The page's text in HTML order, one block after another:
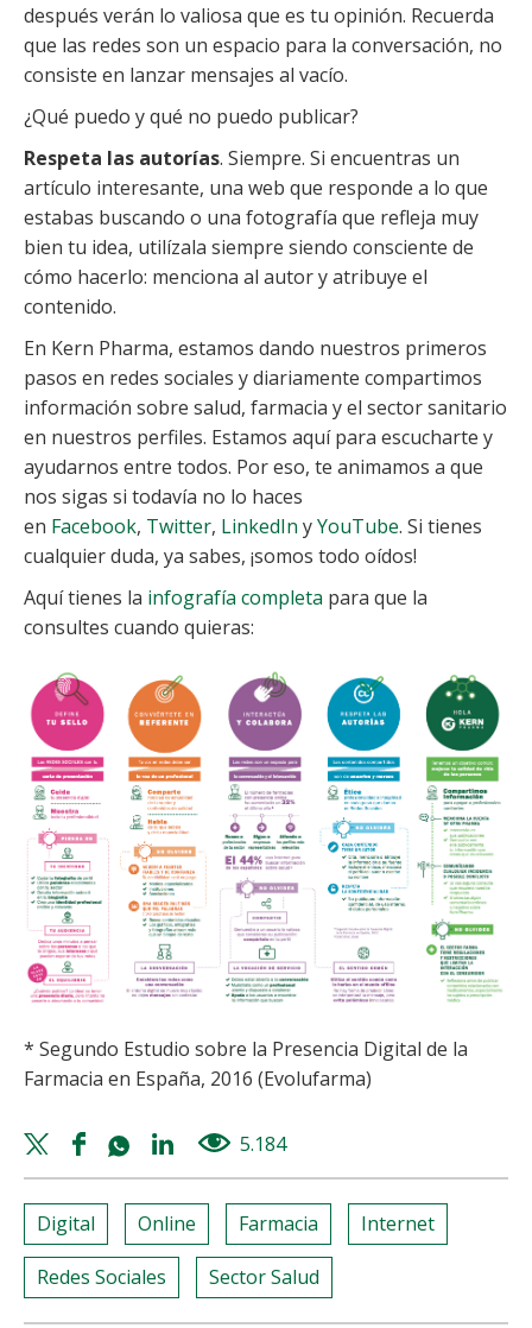
después verán lo valiosa que es tu opinión. Recuerda
que las redes son un espacio para la conversación, no
consiste en lanzar mensajes al vacío.
¿Qué puedo y qué no puedo publicar?
Respeta las autorías. Siempre. Si encuentras un
artículo interesante, una web que responde a lo que
estabas buscando o una fotografía que refleja muy
bien tu idea, utilízala siempre siendo consciente de
cómo hacerlo: menciona al autor y atribuye el
contenido.
En Kern Pharma, estamos dando nuestros primeros
pasos en redes sociales y diariamente compartimos
información sobre salud, farmacia y el sector sanitario
en nuestros perfiles. Estamos aquí para escucharte y
ayudarnos entre todos. Por eso, te animamos a que
nos sigas si todavía no lo haces
en Facebook, Twitter, LinkedIn yYouTube. Si tienes
cualquier duda, ya sabes, ¡somos todo oídos!
Aquí tienes la infografía completa para que la
consultes cuando quieras:
* Segundo Estudio sobre la Presencia Digital de la
Farmacia en España, 2016 (Evolufarma)
Twitter
share
Facebook
share
Whatsapp
share
Linkedin
share
5.184views
Digital Online Farmacia Internet
Redes Sociales Sector Salud